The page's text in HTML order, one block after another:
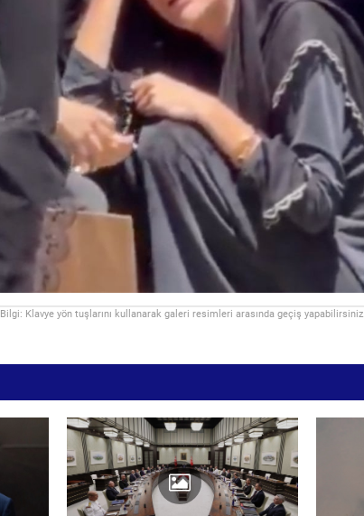
Bilgi: Klavye yön tuşlarını kullanarak galeri resimleri arasında geçiş yapabilirsiniz.